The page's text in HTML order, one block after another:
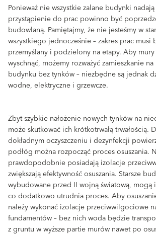
Ponieważ nie wszystkie zalane budynki
przystąpienie do prac powinno być
budowlaną. Pamiętajmy, że nie jesteśmy w
wszystkiego jednocześnie – zakres prac musi
przemyślany i podzielony na etapy. Aby
wyschnąć, możemy rozważyć zamieszkanie
budynku bez tynków – niezbędne są jednak
wodne, elektryczne i grzewcze.
Zbyt szybkie nałożenie nowych tynków na
może skutkować ich krótkotrwałą trwałością.
dokładnym oczyszczeniu i dezynfekcji
podłóg można rozpocząć proces osuszania.
prawdopodobnie posiadają izolacje
zwiększają efektywność osuszania. Starsze
wybudowane przed II wojną światową, mogą
co dodatkowo utrudnia proces. Aby
należy wykonać izolacje przeciwwilgociowe
fundamentów – bez nich woda będzie
z gruntu w wyższe partie murów nawet po